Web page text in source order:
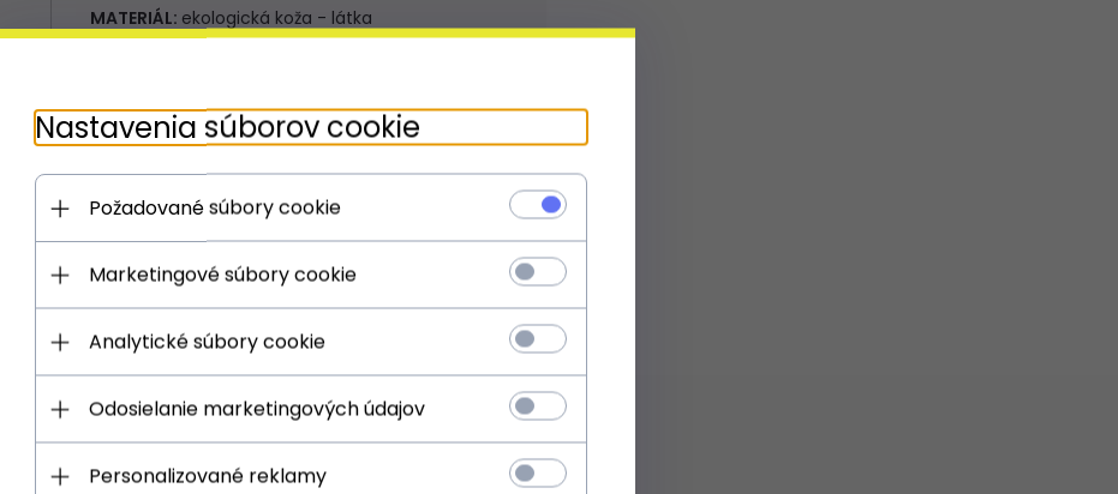
MATERIÁL: ekologická koža - látka
NASTAVITEĽNÁ DĹŽKA**:da
popruhov
Nastavenia súborov cookie
Požadované súbory cookie
Marketingové súbory cookie
Analytické súbory cookie
Odosielanie marketingových údajov
Personalizované reklamy